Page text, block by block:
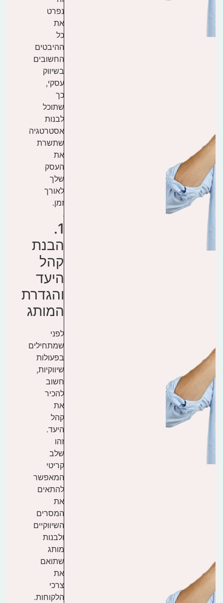
נפרט
את
כל
ההיבטים
החשובים
בשיווק
עסקי,
כך
שתוכל
לבנות
אסטרטגיה
שתשרת
את
העסק
שלך
לאורך
זמן.
1.
הבנת
קהל
היעד
והגדרת
המותג
לפני
שמתחילים
בפעולות
שיווקיות,
חשוב
להכיר
את
קהל
היעד.
זהו
שלב
קריטי
המאפשר
להתאים
את
המסרים
השיווקיים
ולבנות
מותג
שתואם
את
צרכי
הלקוחות.